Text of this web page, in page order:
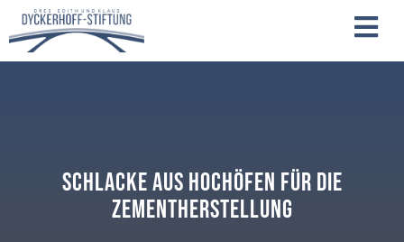
Schlacke aus Hochöfen für die
Zementherstellung